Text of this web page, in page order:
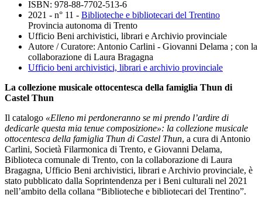
ISBN: 978-88-7702-513-6
2021 - n° 11 - Biblioteche e bibliotecari del Trentino
Provincia autonoma di Trento
Ufficio Beni archivistici, librari e Archivio provinciale
Autore / Curatore: Antonio Carlini - Giovanni Delama ; con la
collaborazione di Laura Bragagna
Ufficio beni archivistici, librari e archivio provinciale
La collezione musicale ottocentesca della famiglia Thun di
Castel Thun
Il catalogo «Elleno mi perdoneranno se mi prendo l’ardire di
dedicarle questa mia tenue composizione»: la collezione musicale
ottocentesca della famiglia Thun di Castel Thun, a cura di Antonio
Carlini, Società Filarmonica di Trento, e Giovanni Delama,
Biblioteca comunale di Trento, con la collaborazione di Laura
Bragagna, Ufficio Beni archivistici, librari e Archivio provinciale, è
stato pubblicato dalla Soprintendenza per i Beni culturali nel 2021
nell’ambito della collana “Biblioteche e bibliotecari del Trentino”.